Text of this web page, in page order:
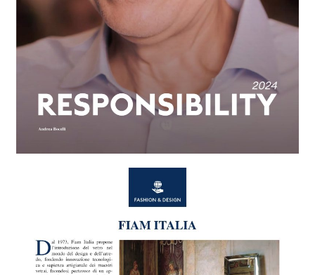
alle
produkte
Incisive sophisticated